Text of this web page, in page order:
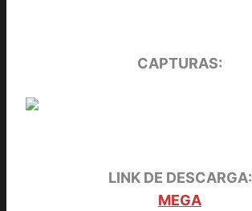
CAPTURAS:
LINK DE DESCARGA:
MEGA